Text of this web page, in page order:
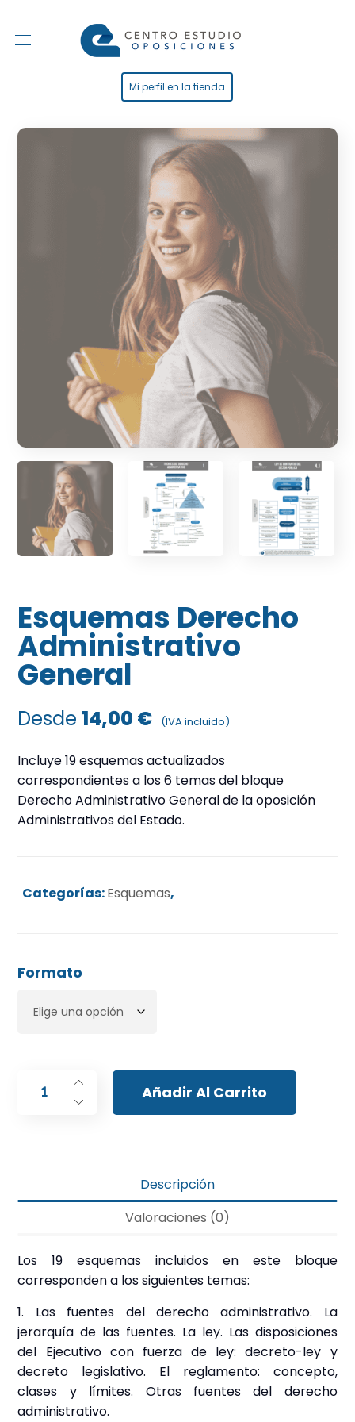
Mi perfil en la tienda
Esquemas Derecho
Administrativo
General
Desde14,00 € (IVA incluido)
Incluye 19 esquemas actualizados
correspondientes a los 6 temas del bloque
Derecho Administrativo General de la oposición
Administrativos del Estado.
Categorías:Esquemas,
Formato
Añadir Al Carrito
Descripción
Valoraciones (0)
Los 19 esquemas incluidos en este bloque
corresponden a los siguientes temas:
1. Las fuentes del derecho administrativo. La
jerarquía de las fuentes. La ley. Las disposiciones
del Ejecutivo con fuerza de ley: decreto-ley y
decreto legislativo. El reglamento: concepto,
clases y límites. Otras fuentes del derecho
administrativo.